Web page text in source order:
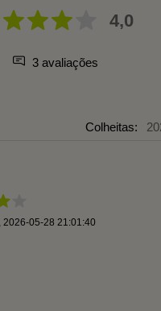
4,0
3 avaliações
Colheitas:
2026-05-28 21:01:40